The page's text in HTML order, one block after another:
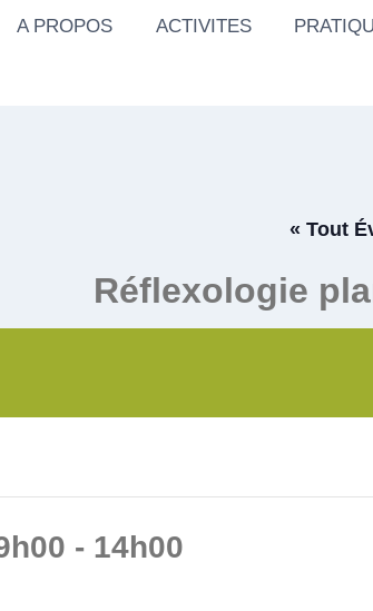
A PROPOS ACTIVITES
« Tout
Réflexologie
- 14h00